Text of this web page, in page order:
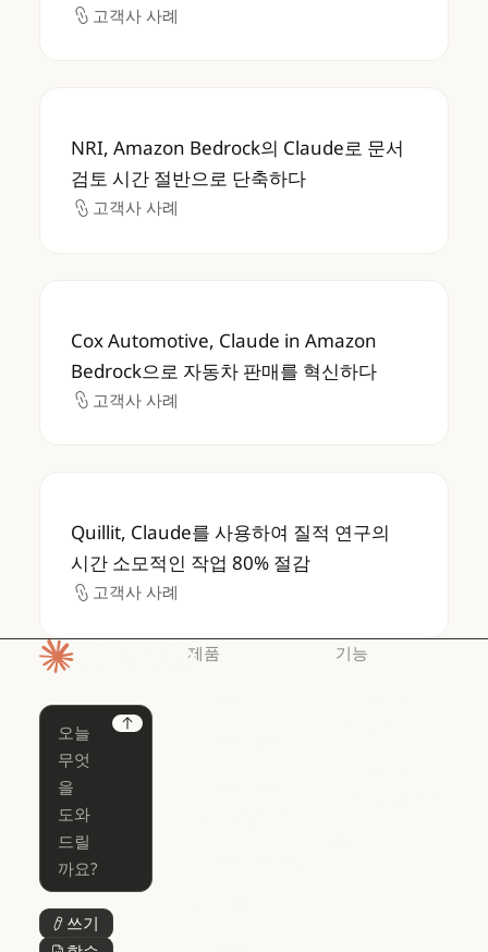
고객사 사례
고객사 사례
NRI, Amazon Bedrock의 Claude로 문서 검
NRI, Amazon Bedrock의 Claude로 문서
검토 시간 절반으로 단축하다
고객사 사례
고객사 사례
Cox Automotive, Claude in Amazon
Cox Automotive, Claude in Amazon
Bedrock으로 자동차 판매를 혁신하다
고객사 사례
고객사 사례
Quillit, Claude를 사용하여 질적 연구의 시간
Quillit, Claude를 사용하여 질적 연구의
시간 소모적인 작업 80% 절감
고객사 사례
고객사 사례
Next
쓰기
버튼 텍스트
제품 기능